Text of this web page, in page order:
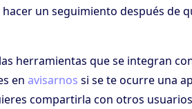
un seguimiento después de
herramientas que se integran
en avisarnos si se te ocurre una
compartirla con otros usuarios